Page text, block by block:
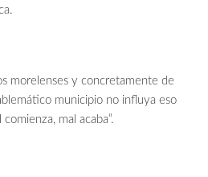
morelenses y concretamente de
municipio no influya eso
mal acaba”.